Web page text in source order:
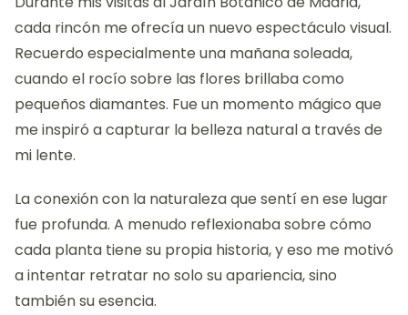
cada rincón me ofrecía un nuevo espectáculo visual.
Recuerdo especialmente una mañana soleada,
cuando el rocío sobre las flores brillaba como
pequeños diamantes. Fue un momento mágico que
me inspiró a capturar la belleza natural a través de
mi lente.
La conexión con la naturaleza que sentí en ese lugar
fue profunda. A menudo reflexionaba sobre cómo
cada planta tiene su propia historia, y eso me motivó
a intentar retratar no solo su apariencia, sino
también su esencia.